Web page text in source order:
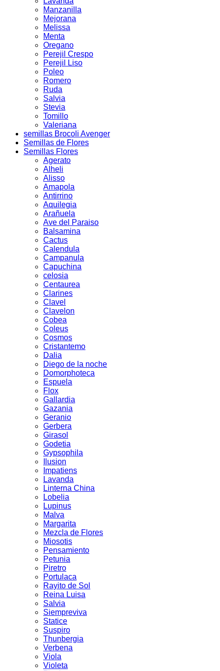
Manzanilla
Mejorana
Melissa
Menta
Oregano
Perejil Crespo
Perejil Liso
Poleo
Romero
Ruda
Salvia
Stevia
Tomillo
Valeriana
semillas Brocoli Avenger
Semillas de Flores
Semillas Flores
Agerato
Alheli
Alisso
Amapola
Antirrino
Aquilegia
Arañuela
Ave del Paraiso
Balsamina
Cactus
Calendula
Campanula
Capuchina
celosia
Centaurea
Clarines
Clavel
Clavelon
Cobea
Coleus
Cosmos
Cristantemo
Dalia
Diego de la noche
Domorphoteca
Espuela
Flox
Gallardia
Gazania
Geranio
Gerbera
Girasol
Godetia
Gypsophila
Ilusion
Impatiens
Lavanda
Linterna China
Lobelia
Lupinus
Malva
Margarita
Mezcla de Flores
Miosotis
Pensamiento
Petunia
Piretro
Portulaca
Rayito de Sol
Reina Luisa
Salvia
Siempreviva
Statice
Suspiro
Thunbergia
Verbena
Viola
Violeta